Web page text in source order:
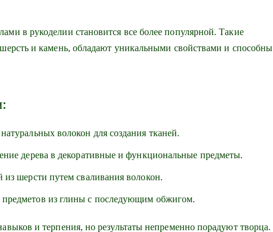
в рукоделии становится все более популярной. Такие
и камень, обладают уникальными свойствами и способны
волокон для создания тканей.
дерева в декоративные и функциональные предметы.
из шерсти путем сваливания волокон.
из глины с последующим обжигом.
и терпения, но результаты непременно порадуют творца.